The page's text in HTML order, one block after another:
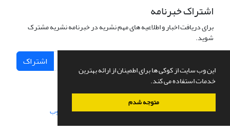
این وب سایت از کوکی ها برای اطمینان از ارائه بهترین
خدمات استفاده می کند.
متوجه شدم
اشتراک خبرنامه
برای دریافت اخبار و اطلاعیه های مهم نشریه در خبرنامه نشریه مشترک
شوید.
اشتراک
سامانه مدیریت نشریات علمی.طراحی و پیاده سازی از سیناوب